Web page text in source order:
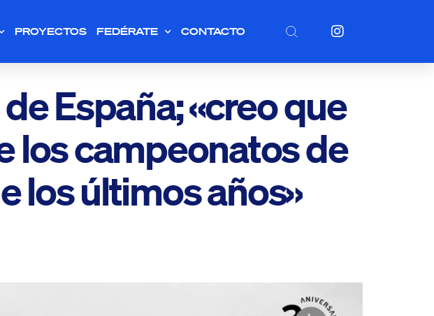
PROYECTOS FEDÉRATE CONTACTO
España; «creo que
los campeonatos de
los últimos años»